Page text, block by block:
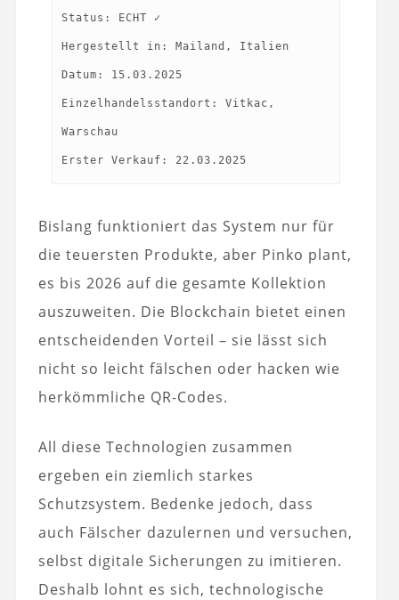
Status: ECHT ✓
Hergestellt in: Mailand, Italien
Datum: 15.03.2025
Einzelhandelsstandort: Vitkac,
Warschau
Bislang funktioniert das System nur für
die teuersten Produkte, aber Pinko plant,
es bis 2026 auf die gesamte Kollektion
auszuweiten. Die Blockchain bietet einen
entscheidenden Vorteil – sie lässt sich
nicht so leicht fälschen oder hacken wie
herkömmliche QR-Codes.
All diese Technologien zusammen
ergeben ein ziemlich starkes
Schutzsystem. Bedenke jedoch, dass
auch Fälscher dazulernen und versuchen,
selbst digitale Sicherungen zu imitieren.
Deshalb lohnt es sich, technologische